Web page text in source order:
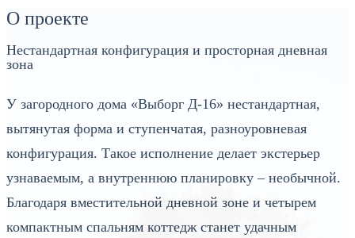
О проекте
Нестандартная конфигурация и просторная дневная
зона
У загородного дома «Выборг Д-16» нестандартная,
вытянутая форма и ступенчатая, разноуровневая
конфигурация. Такое исполнение делает экстерьер
узнаваемым, а внутреннюю планировку – необычной.
Благодаря вместительной дневной зоне и четырем
компактным спальням коттедж станет удачным